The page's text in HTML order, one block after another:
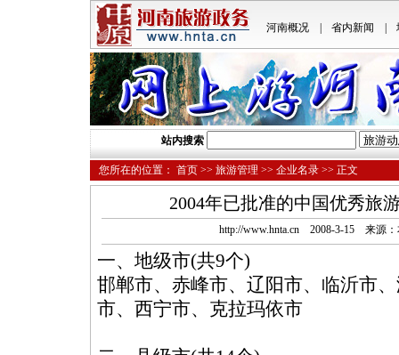
河南概况| 省内新闻
站内搜索
您所在的位置： 首页 >> 旅游管理 >> 企业名录 >> 正文
2004年已批准的中国优秀旅
http://www.hnta.cn 2008-3-15 来源
一、地级市(共9个)
邯郸市、赤峰市、辽阳市、临沂市
市、西宁市、克拉玛依市